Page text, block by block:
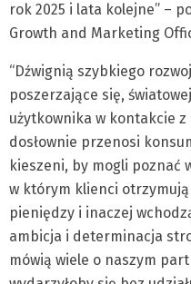
rok 2025 i lata kolejne” –
Growth and Marketing
“Dźwignią szybkiego
poszerzające się,
użytkownika w kontakcie
dosłownie przenosi
kieszeni, by mogli poznać
w którym klienci
pieniędzy i inaczej
ambicja i determinacja
mówią wiele o naszym